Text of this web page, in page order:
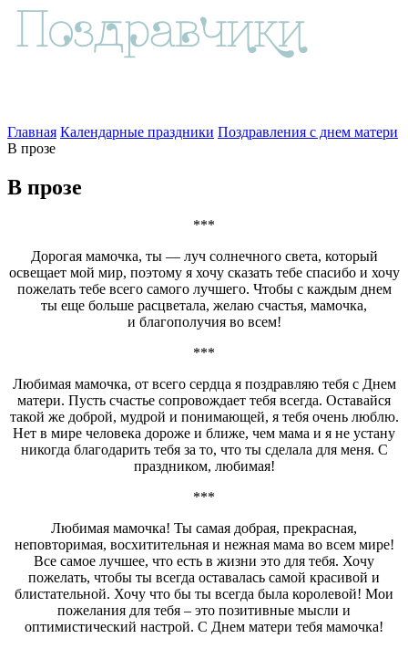
Главная Календарные праздники Поздравления с днем матери
В прозе
В прозе
***
Дорогая мамочка, ты — луч солнечного света, который
освещает мой мир, поэтому я хочу сказать тебе спасибо и хочу
пожелать тебе всего самого лучшего. Чтобы с каждым днем
ты еще больше расцветала, желаю счастья, мамочка,
и благополучия во всем!
***
Любимая мамочка, от всего сердца я поздравляю тебя с Днем
матери. Пусть счастье сопровождает тебя всегда. Оставайся
такой же доброй, мудрой и понимающей, я тебя очень люблю.
Нет в мире человека дороже и ближе, чем мама и я не устану
никогда благодарить тебя за то, что ты сделала для меня. С
праздником, любимая!
***
Любимая мамочка! Ты самая добрая, прекрасная,
неповторимая, восхитительная и нежная мама во всем мире!
Все самое лучшее, что есть в жизни это для тебя. Хочу
пожелать, чтобы ты всегда оставалась самой красивой и
блистательной. Хочу что бы ты всегда была королевой! Мои
пожелания для тебя – это позитивные мысли и
оптимистический настрой. С Днем матери тебя мамочка!